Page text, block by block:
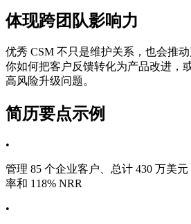
体现跨团队影响力
优秀 CSM 不只是维护关系，也会推
你如何把客户反馈转化为产品改进，
高风险升级问题。
简历要点示例
•
管理 85 个企业客户、总计 430 万美
率和 118% NRR
•